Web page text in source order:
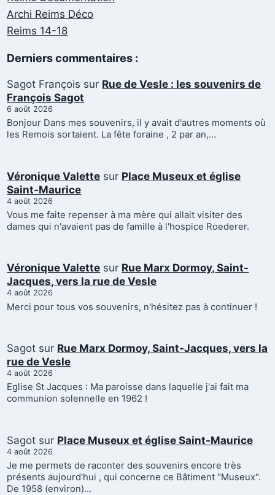
Archi Reims Déco
Reims 14-18
Derniers commentaires :
Sagot François sur Rue de Vesle : les souvenirs de
François Sagot
6 août 2026
Bonjour Dans mes souvenirs, il y avait d'autres moments où
les Remois sortaient. La fête foraine , 2 par an,…
Véronique Valette sur Place Museux et église
Saint-Maurice
4 août 2026
Vous me faite repenser à ma mère qui allait visiter des
dames qui n'avaient pas de famille à l'hospice Roederer.
Véronique Valette sur Rue Marx Dormoy, Saint-
Jacques, vers la rue de Vesle
4 août 2026
Merci pour tous vos souvenirs, n'hésitez pas à continuer !
Sagot sur Rue Marx Dormoy, Saint-Jacques, vers la
rue de Vesle
4 août 2026
Eglise St Jacques : Ma paroisse dans laquelle j'ai fait ma
communion solennelle en 1962 !
Sagot sur Place Museux et église Saint-Maurice
4 août 2026
Je me permets de raconter des souvenirs encore très
présents aujourd'hui , qui concerne ce Bâtiment "Museux".
De 1958 (environ)…